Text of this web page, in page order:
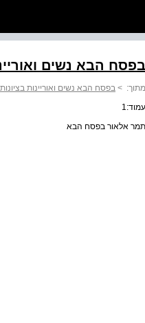
בפסח הבא נשים
מתוך: > בפסח הבא נשים ואוריינות
עמוד:1
תמר אלאור בפסח הבא